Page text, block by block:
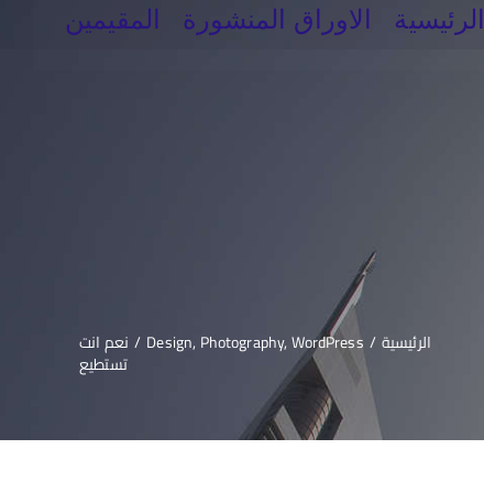
الرئيسية الاوراق المنشورة
المقيمين
الرئيسية/
Design,Photography,WordPress
/ نعم انت
تستطيع